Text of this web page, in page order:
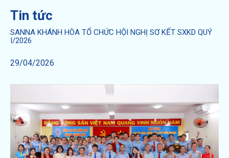
Tin tức
SANNA KHÁNH HÒA TỔ CHỨC HỘI NGHỊ SƠ KẾT SXKD QUÝ
I/2026
29/04/2026